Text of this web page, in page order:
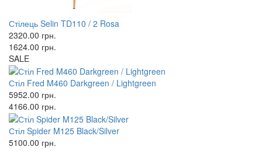
Стілець Selin TD110 / 2 Rosa
2320.00 грн.
1624.00 грн.
SALE
Стіл Fred M460 Darkgreen / Lightgreen
5952.00 грн.
4166.00 грн.
Стіл Spider M125 Black/Silver
5100.00 грн.